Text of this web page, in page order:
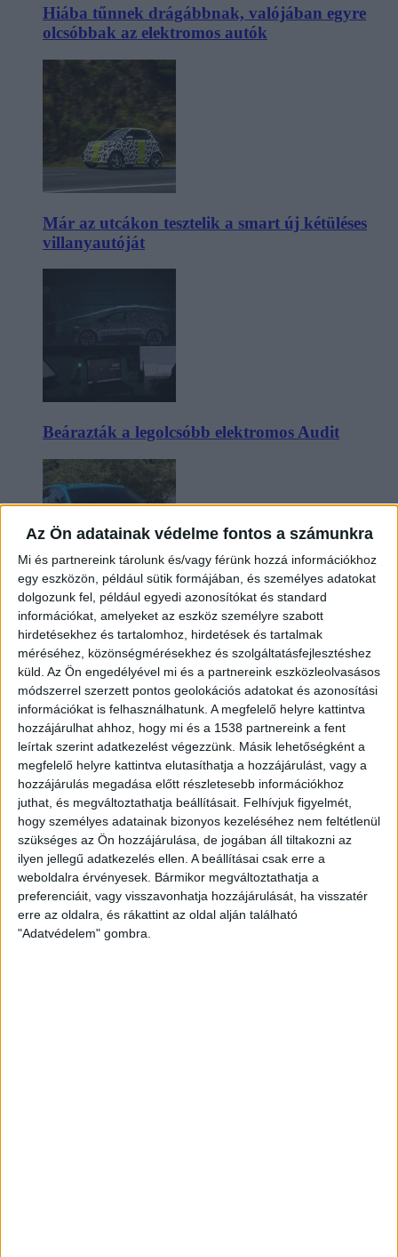
Az Ön adatainak védelme fontos a számunkra
Mi és partnereink tárolunk és/vagy férünk hozzá információkhoz
egy eszközön, például sütik formájában, és személyes adatokat
dolgozunk fel, például egyedi azonosítókat és standard
információkat, amelyeket az eszköz személyre szabott
hirdetésekhez és tartalomhoz, hirdetések és tartalmak
méréséhez, közönségmérésekhez és szolgáltatásfejlesztéshez
küld. Az Ön engedélyével mi és a partnereink eszközleolvasásos
módszerrel szerzett pontos geolokációs adatokat és azonosítási
információkat is felhasználhatunk. A megfelelő helyre kattintva
hozzájárulhat ahhoz, hogy mi és a 1538 partnereink a fent
leírtak szerint adatkezelést végezzünk. Másik lehetőségként a
megfelelő helyre kattintva elutasíthatja a hozzájárulást, vagy a
hozzájárulás megadása előtt részletesebb információkhoz
juthat, és megváltoztathatja beállításait. Felhívjuk figyelmét,
hogy személyes adatainak bizonyos kezeléséhez nem feltétlenül
szükséges az Ön hozzájárulása, de jogában áll tiltakozni az
ilyen jellegű adatkezelés ellen. A beállításai csak erre a
weboldalra érvényesek. Bármikor megváltoztathatja a
preferenciáit, vagy visszavonhatja hozzájárulását, ha visszatér
erre az oldalra, és rákattint az oldal alján található
"Adatvédelem" gombra.
Hiába tűnnek drágábbnak, valójában egyre
olcsóbbak az elektromos autók
Már az utcákon tesztelik a smart új kétüléses
villanyautóját
Beárazták a legolcsóbb elektromos Audit
Két év sem kellett: máris nyugdíjba küldi utolsó
amerikai villanyautóját a Honda
Kilencmillió alatt indul a legolcsóbb elektromos
Volkswagen